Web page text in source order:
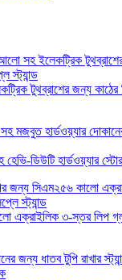
টুথব্রাশের জন্য কাঠের
হেভি-ডিউটি ​​হার্ডওয়্যার
এক্রাইলিক ৩-স্তর লিপ